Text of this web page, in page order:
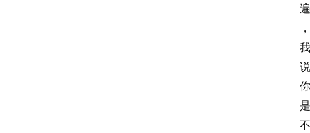
遍
，
我
说
你
是
不